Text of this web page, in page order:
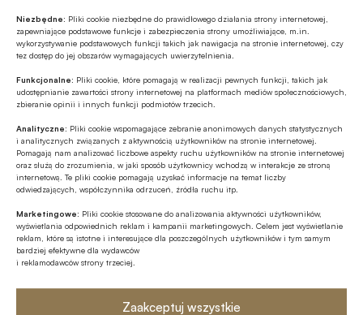
Niezbędne: Pliki cookie niezbędne do prawidłowego działania strony internetowej,
zapewniające podstawowe funkcje i zabezpieczenia strony umożliwiające, m.in.
wykorzystywanie podstawowych funkcji takich jak nawigacja na stronie internetowej, czy
tez dostęp do jej obszarów wymagających uwierzytelnienia.
Funkcjonalne: Pliki cookie, które pomagają w realizacji pewnych funkcji, takich jak
udostępnianie zawartości strony internetowej na platformach mediów społecznościowych,
zbieranie opinii i innych funkcji podmiotów trzecich.
Analityczne: Pliki cookie wspomagające zebranie anonimowych danych statystycznych
i analitycznych związanych z aktywnością użytkowników na stronie internetowej.
Pomagają nam analizować liczbowe aspekty ruchu użytkowników na stronie internetowej
oraz służą do zrozumienia, w jaki sposób użytkownicy wchodzą w interakcje ze stroną
internetową. Te pliki cookie pomagają uzyskać informacje na temat liczby
odwiedzających, współczynnika odrzuceń, źródła ruchu itp.
Marketingowe: Pliki cookie stosowane do analizowania aktywności użytkowników,
wyświetlania odpowiednich reklam i kampanii marketingowych. Celem jest wyświetlanie
reklam, które są istotne i interesujące dla poszczególnych użytkowników i tym samym
bardziej efektywne dla wydawców
i reklamodawców strony trzeciej.
Zaakceptuj wszystkie
Autor
Wojciech Fułek
Z RYNKU FINANSOWEGO
Konieczna zmiana sposobu
zbrojnych